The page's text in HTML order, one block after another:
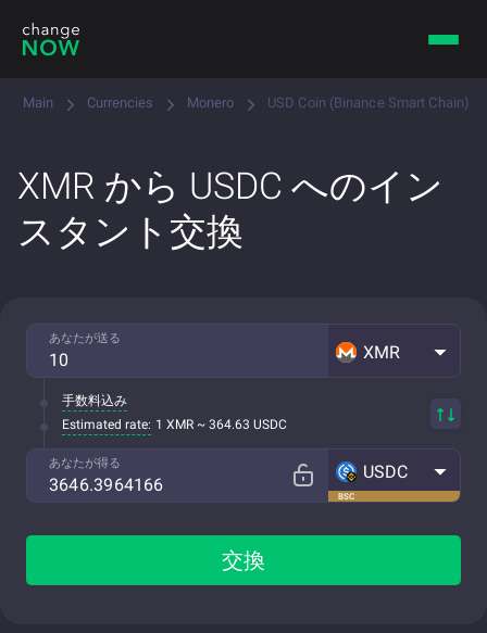
Main Currencies Monero USD Coin (Binance Smart Chain)
XMR から USDC へのイン
スタント交換
あなたが送る
XMR
手数料込み
Estimated rate: 1 XMR ~ 364.63 USDC
あなたが得る
BSC
USDC
交換